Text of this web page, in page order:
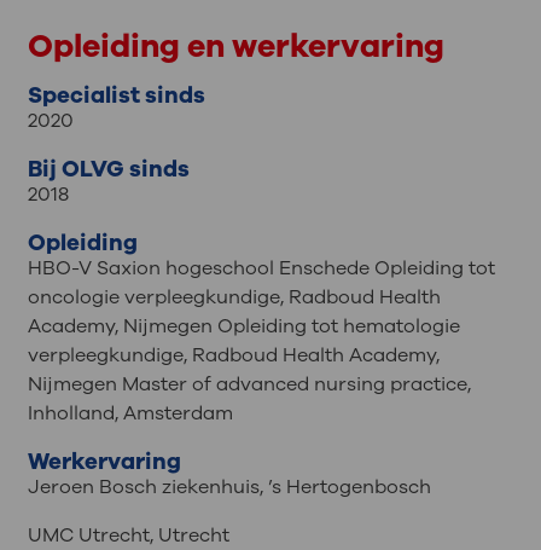
Opleiding en werkervaring
Specialist sinds
2020
Bij OLVG sinds
2018
Opleiding
HBO-V Saxion hogeschool Enschede Opleiding tot
oncologie verpleegkundige, Radboud Health
Academy, Nijmegen Opleiding tot hematologie
verpleegkundige, Radboud Health Academy,
Nijmegen Master of advanced nursing practice,
Inholland, Amsterdam
Werkervaring
Jeroen Bosch ziekenhuis, ’s Hertogenbosch
UMC Utrecht, Utrecht